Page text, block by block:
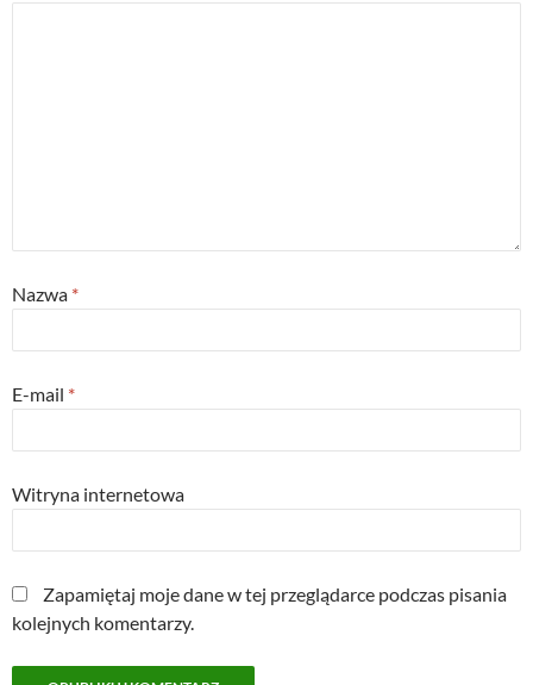
Nazwa *
E-mail *
Witryna internetowa
Zapamiętaj moje dane w tej przeglądarce podczas pisania
kolejnych komentarzy.